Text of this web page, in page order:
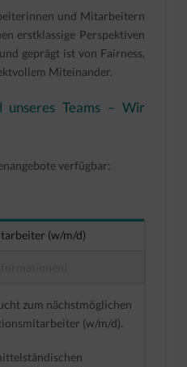
und Mitarbeitern
erstklassige Perspektiven
geprägt ist von Fairness,
Miteinander.
Teams – Wir
verfügbar:
(w/m/d)
zum nächstmöglichen
(w/m/d).